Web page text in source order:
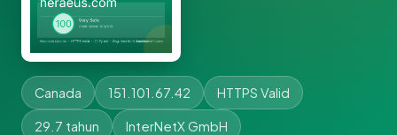
Canada 151.101.67.42 HTTPS Valid
29.7 tahun InterNetX GmbH